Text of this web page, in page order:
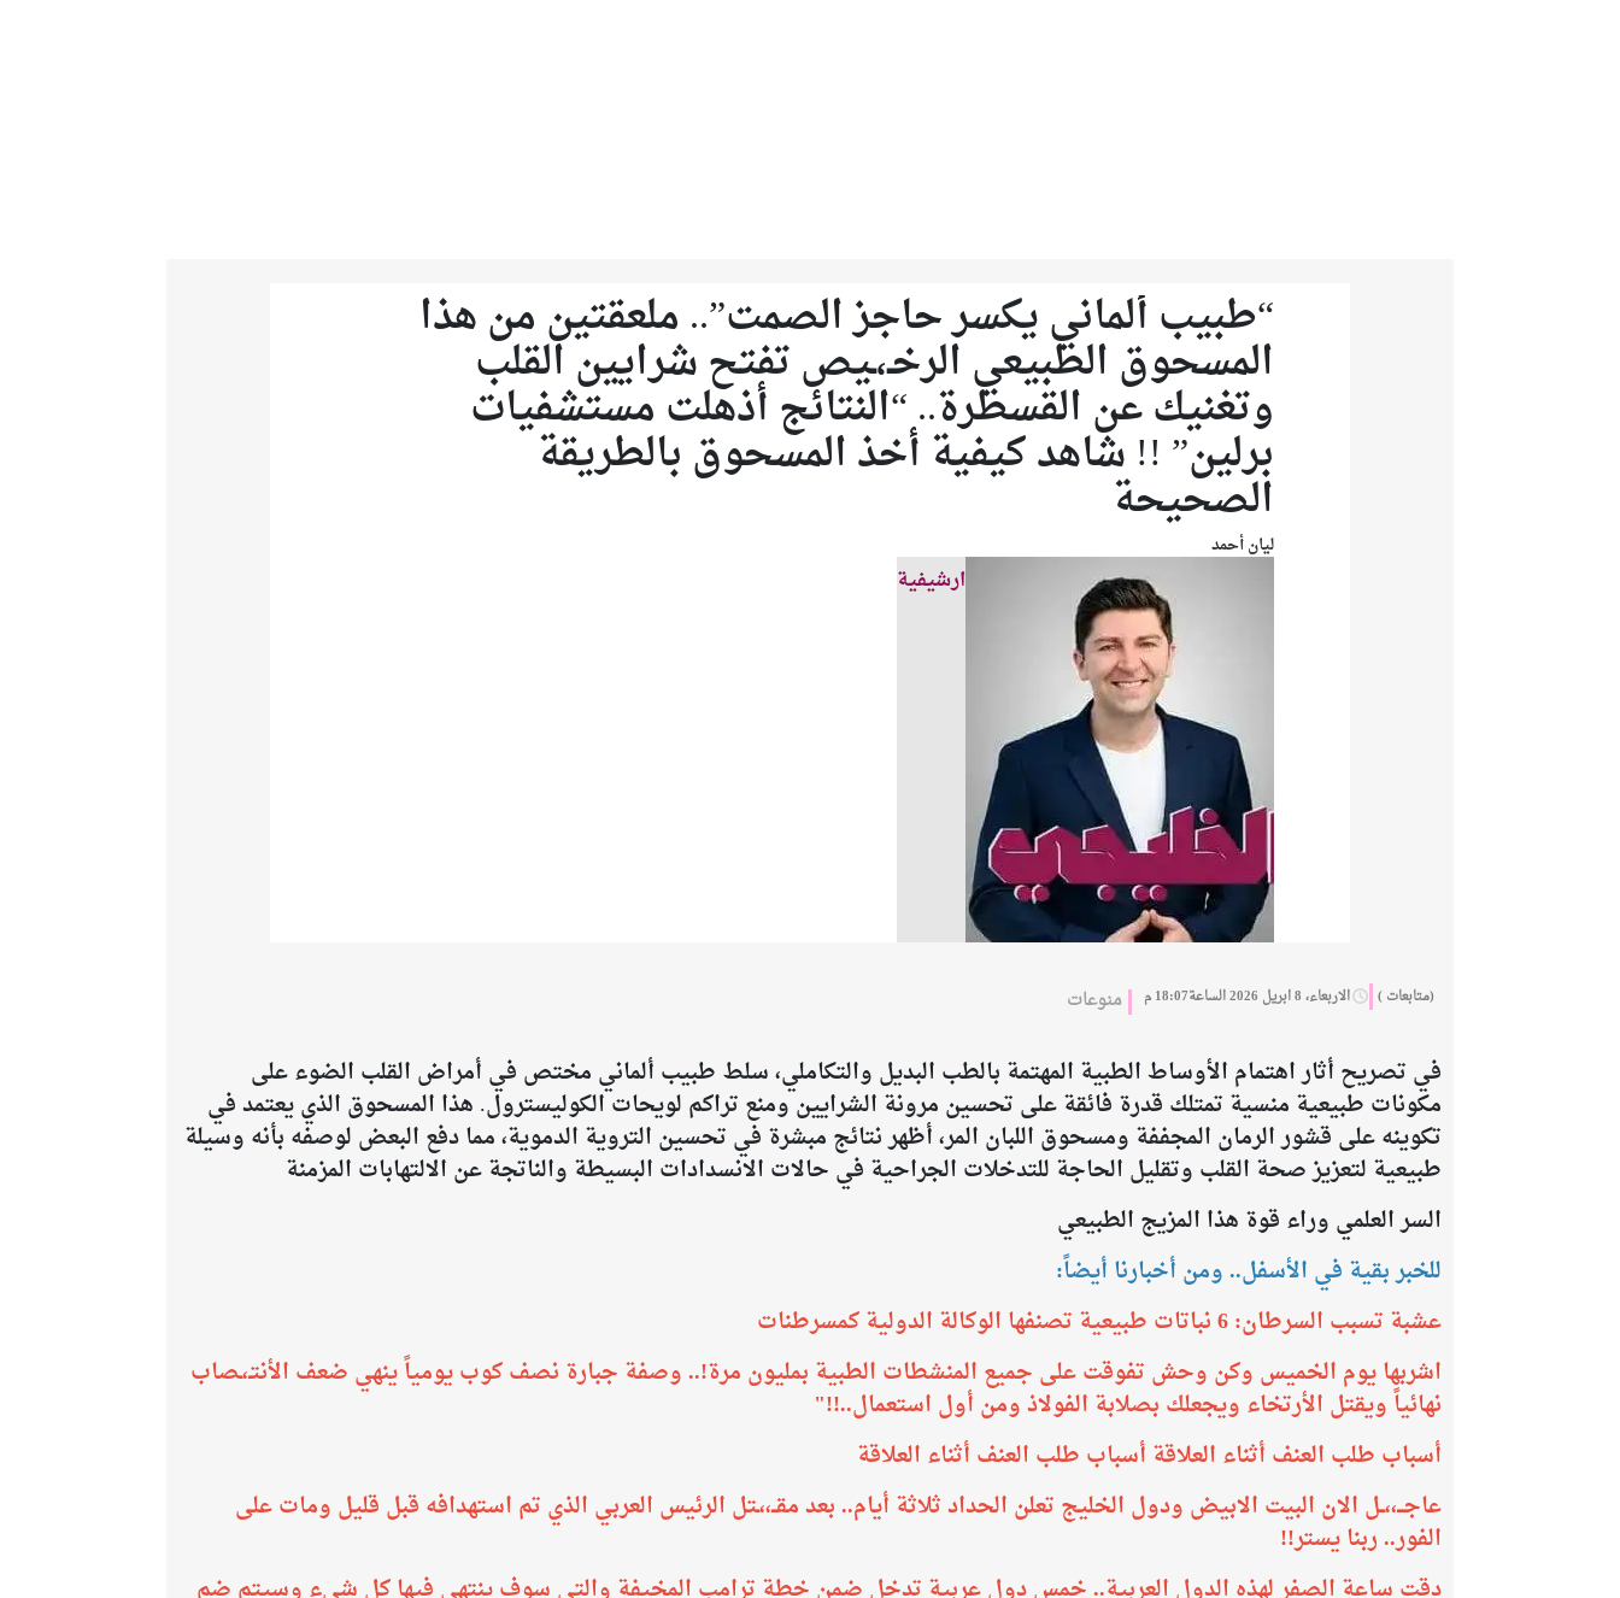
“طبيب ألماني يكسر حاجز الصمت”.. ملعقتين من هذا
المسحوق الطبيعي الرخـ،ـيص تفتح شرايين القلب
وتغنيك عن القسطرة.. “النتائج أذهلت مستشفيات
برلين” !! شاهد كيفية أخذ المسحوق بالطريقة
الصحيحة
ليان أحمد
ارشيفية
(متابعات ) الاربعاء، 8 ابريل 2026 الساعة18:07 م منوعات
في تصريح أثار اهتمام الأوساط الطبية المهتمة بالطب البديل والتكاملي، سلط طبيب ألماني مختص في أمراض القلب الضوء على
مكونات طبيعية منسية تمتلك قدرة فائقة على تحسين مرونة الشرايين ومنع تراكم لويحات الكوليسترول. هذا المسحوق الذي يعتمد في
تكوينه على قشور الرمان المجففة ومسحوق اللبان المر، أظهر نتائج مبشرة في تحسين التروية الدموية، مما دفع البعض لوصفه بأنه وسيلة
طبيعية لتعزيز صحة القلب وتقليل الحاجة للتدخلات الجراحية في حالات الانسدادات البسيطة والناتجة عن الالتهابات المزمنة
السر العلمي وراء قوة هذا المزيج الطبيعي
للخبر بقية في الأسفل.. ومن أخبارنا أيضاً:
عشبة تسبب السرطان: 6 نباتات طبيعية تصنفها الوكالة الدولية كمسرطنات
اشربها يوم الخميس وكن وحش تفوقت على جميع المنشطات الطبية بمليون مرة!.. وصفة جبارة نصف كوب يومياً ينهي ضعف الأنتـ،ـصاب
نهائياً ويقتل الأرتخاء ويجعلك بصلابة الفولاذ ومن أول استعمال..!!"
أسباب طلب العنف أثناء العلاقة أسباب طلب العنف أثناء العلاقة
عاجـــ،،ــل الان البيت الابيض ودول الخليج تعلن الحداد ثلاثة أيام.. بعد مقــ،،ـتل الرئيس العربي الذي تم استهدافه قبل قليل ومات على
الفور.. ربنا يستر!!